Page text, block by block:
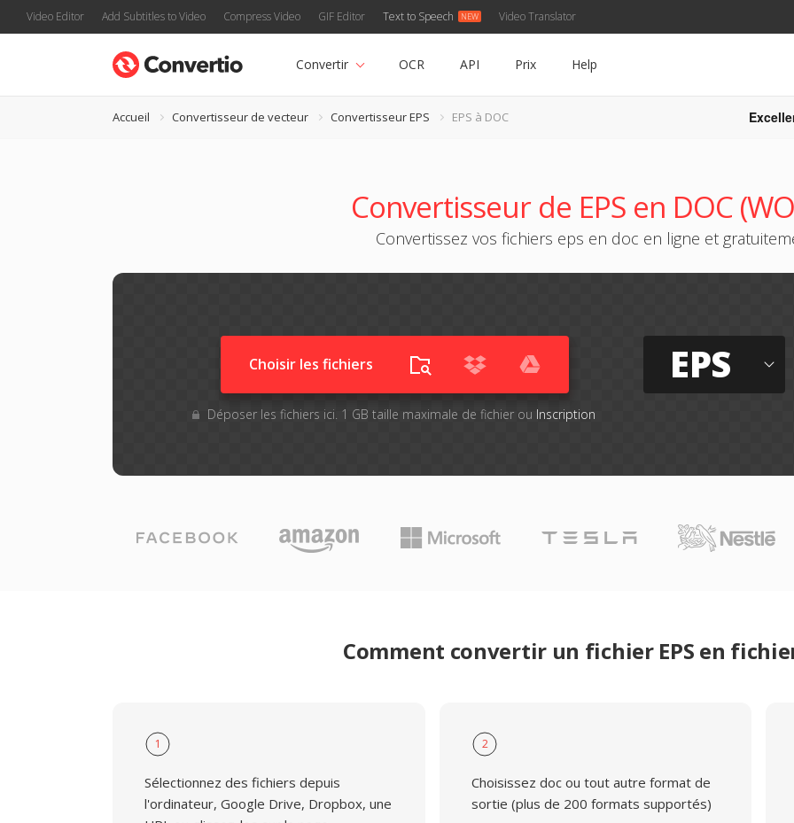
Video Editor Add Subtitles to Video Compress Video GIF Editor Text to Speech Video Translator
Convertir OCR API Prix Help
Accueil Convertisseur de vecteur Convertisseur EPS EPS à DOC
Convertisseur de EPS en DOC
Convertissez vos fichiers eps en doc en ligne et
Choisir les fichiers
Déposer les fichiers ici. 1 GB taille maximale de fichier ou Inscription
EPS
Comment convertir un fichier EPS en
1
Sélectionnez des fichiers depuis
l'ordinateur, Google Drive, Dropbox, une
2
Choisissez doc ou tout autre format de
sortie (plus de 200 formats supportés)